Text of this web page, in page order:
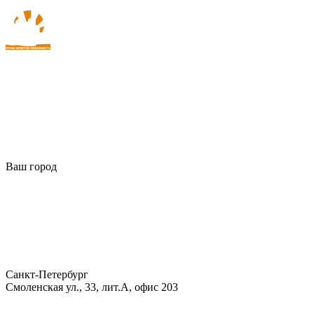
Ваш город
Санкт-Петербург
Смоленская ул., 33, лит.А, офис 203